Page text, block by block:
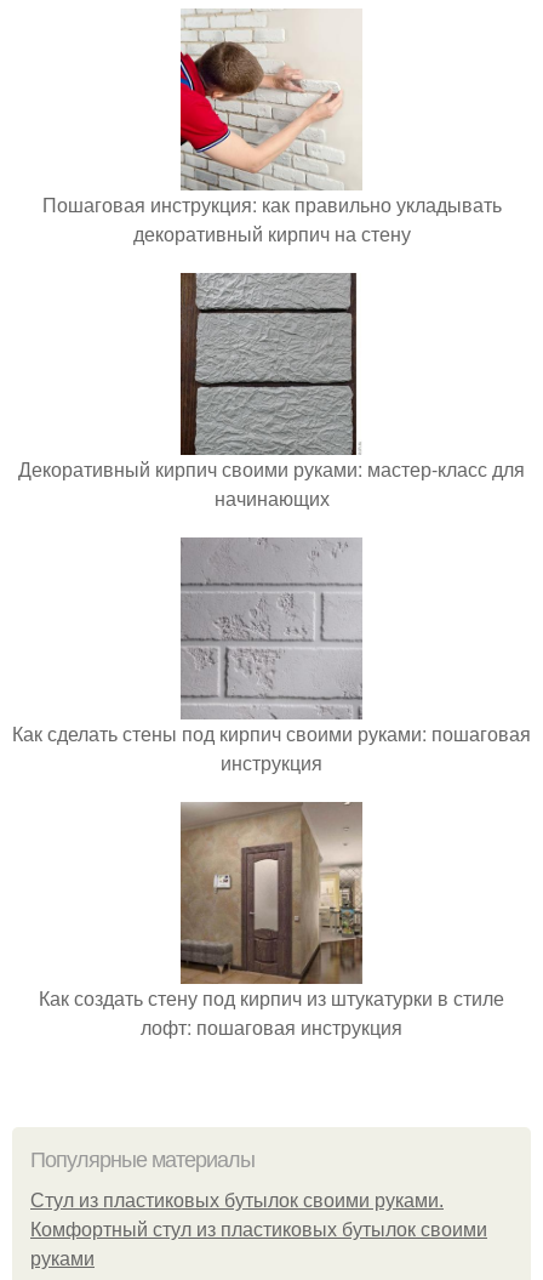
Пошаговая инструкция: как правильно укладывать
декоративный кирпич на стену
Декоративный кирпич своими руками: мастер-класс для
начинающих
Как сделать стены под кирпич своими руками: пошаговая
инструкция
Как создать стену под кирпич из штукатурки в стиле
лофт: пошаговая инструкция
Популярные материалы
Стул из пластиковых бутылок своими руками.
Комфортный стул из пластиковых бутылок своими
руками